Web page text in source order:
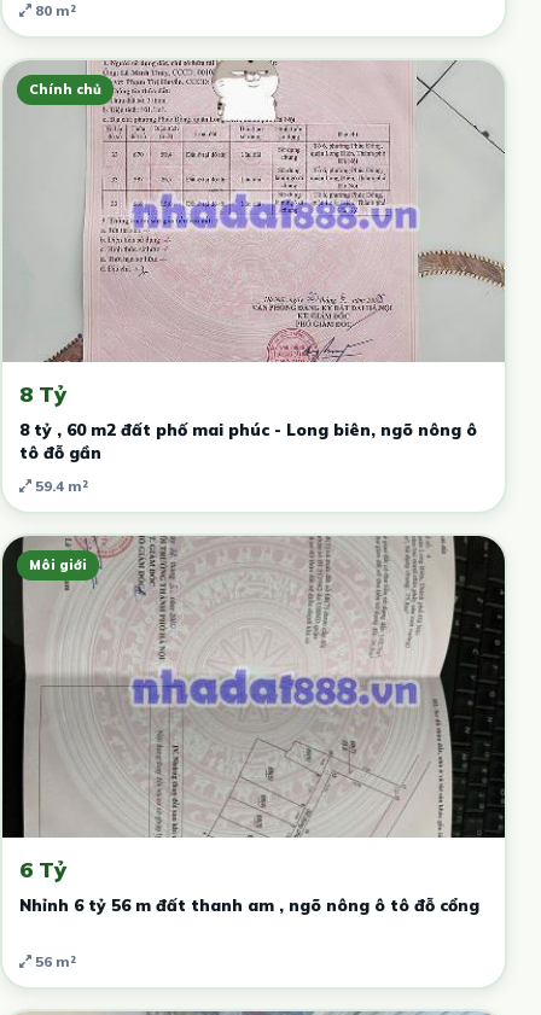
80 m²
Chính chủ
8 Tỷ
8 tỷ , 60 m2 đất phố mai phúc - Long biên, ngõ nông ô
tô đỗ gần
59.4 m²
Môi giới
6 Tỷ
Nhỉnh 6 tỷ 56 m đất thanh am , ngõ nông ô tô đỗ cổng
56 m²